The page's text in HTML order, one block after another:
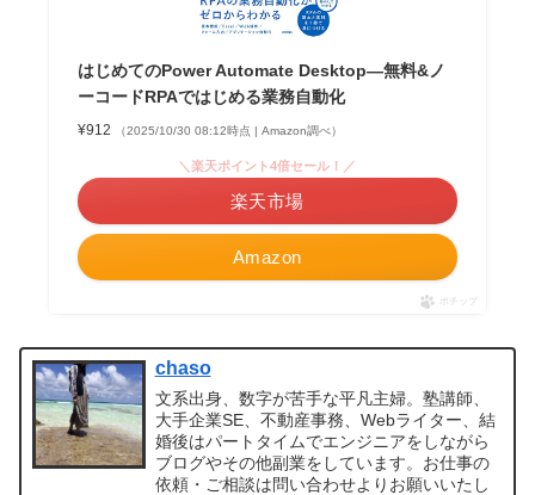
はじめてのPower Automate Desktop―無料&ノ
ーコードRPAではじめる業務自動化
¥912 （2025/10/30 08:12時点 | Amazon調べ）
Amazon
＼楽天ポイント4倍セール！／
楽天市場
ポチップ
chaso
文系出身、数字が苦手な平凡主婦。塾講師、
大手企業SE、不動産事務、Webライター、結
婚後はパートタイムでエンジニアをしながら
ブログやその他副業をしています。お仕事の
依頼・ご相談は問い合わせよりお願いいたし